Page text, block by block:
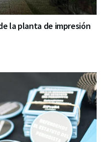
la planta de impresión